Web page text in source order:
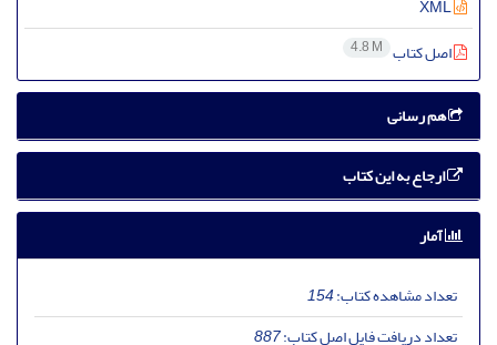
اصل کتاب 4.8 M
هم رسانی
ارجاع به این کتاب
آمار
تعداد مشاهده کتاب:154
تعداد دریافت فایل اصل کتاب:887